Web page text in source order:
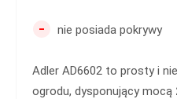
- nie posiada pokrywy
Adler AD6602 to prosty i
ogrodu, dysponujący mocą